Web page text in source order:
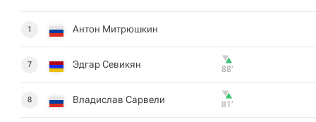
1 Антон Митрюшкин
7 Эдгар Севикян 88‎’‎
8 Владислав Сарвели 81‎’‎